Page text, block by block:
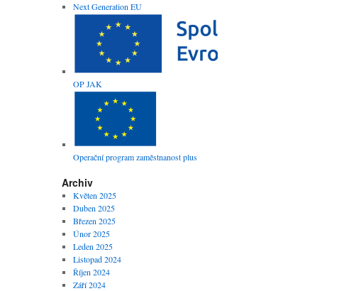
Next Generation EU
OP JAK
Operační program zaměstnanost plus
Archiv
Květen 2025
Duben 2025
Březen 2025
Únor 2025
Leden 2025
Listopad 2024
Říjen 2024
Září 2024